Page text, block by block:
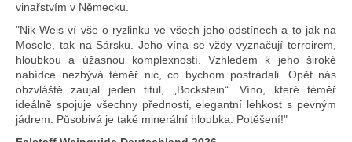
vinařstvím v Německu.
"Nik Weis ví vše o ryzlinku ve všech jeho odstínech a to jak na
Mosele, tak na Sársku. Jeho vína se vždy vyznačují terroirem,
hloubkou a úžasnou komplexností. Vzhledem k jeho široké
nabídce nezbývá téměř nic, co bychom postrádali. Opět nás
obzvláště zaujal jeden titul, „Bockstein“. Víno, které téměř
ideálně spojuje všechny přednosti, elegantní lehkost s pevným
jádrem. Působivá je také minerální hloubka. Potěšení!"